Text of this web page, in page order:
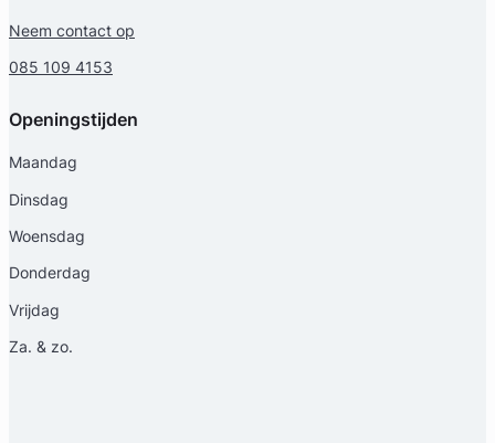
Neem contact op
085 109 4153
Openingstijden
Maandag
Dinsdag
Woensdag
Donderdag
Vrijdag
Za. & zo.